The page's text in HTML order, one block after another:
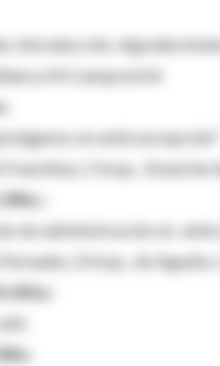
Introducción
M.Campostrini
en anticoncepción"
Franchina. ( Hosp.. Zonal de
de administración en
(Hosp.. de Agudos